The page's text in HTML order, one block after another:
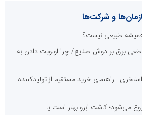
و شرکت‌ها
همیشه طبیعی نیست؟
برق بر دوش صنایع/ چرا اولویت دادن به
| راهنمای خرید مستقیم از تولیدکننده
می‌شود؛ کاشت ابرو بهتر است یا